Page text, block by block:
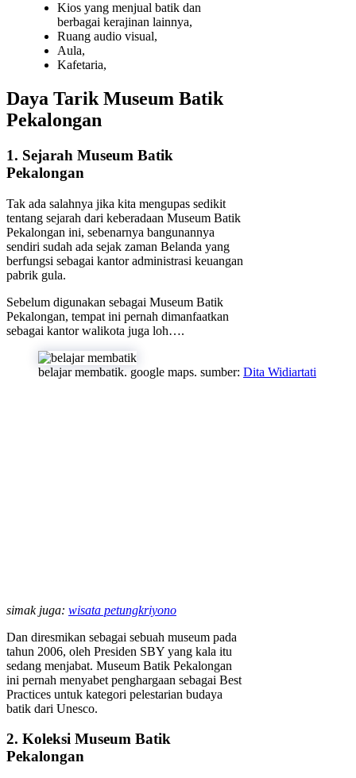
Kios yang menjual batik dan
berbagai kerajinan lainnya,
Ruang audio visual,
Aula,
Kafetaria,
Daya Tarik Museum Batik
Pekalongan
1. Sejarah Museum Batik
Pekalongan
Tak ada salahnya jika kita mengupas sedikit
tentang sejarah dari keberadaan Museum Batik
Pekalongan ini, sebenarnya bangunannya
sendiri sudah ada sejak zaman Belanda yang
berfungsi sebagai kantor administrasi keuangan
pabrik gula.
Sebelum digunakan sebagai Museum Batik
Pekalongan, tempat ini pernah dimanfaatkan
sebagai kantor walikota juga loh….
belajar membatik. google maps. sumber: Dita Widiartati
simak juga: wisata petungkriyono
Dan diresmikan sebagai sebuah museum pada
tahun 2006, oleh Presiden SBY yang kala itu
sedang menjabat. Museum Batik Pekalongan
ini pernah menyabet penghargaan sebagai Best
Practices untuk kategori pelestarian budaya
batik dari Unesco.
2. Koleksi Museum Batik
Pekalongan